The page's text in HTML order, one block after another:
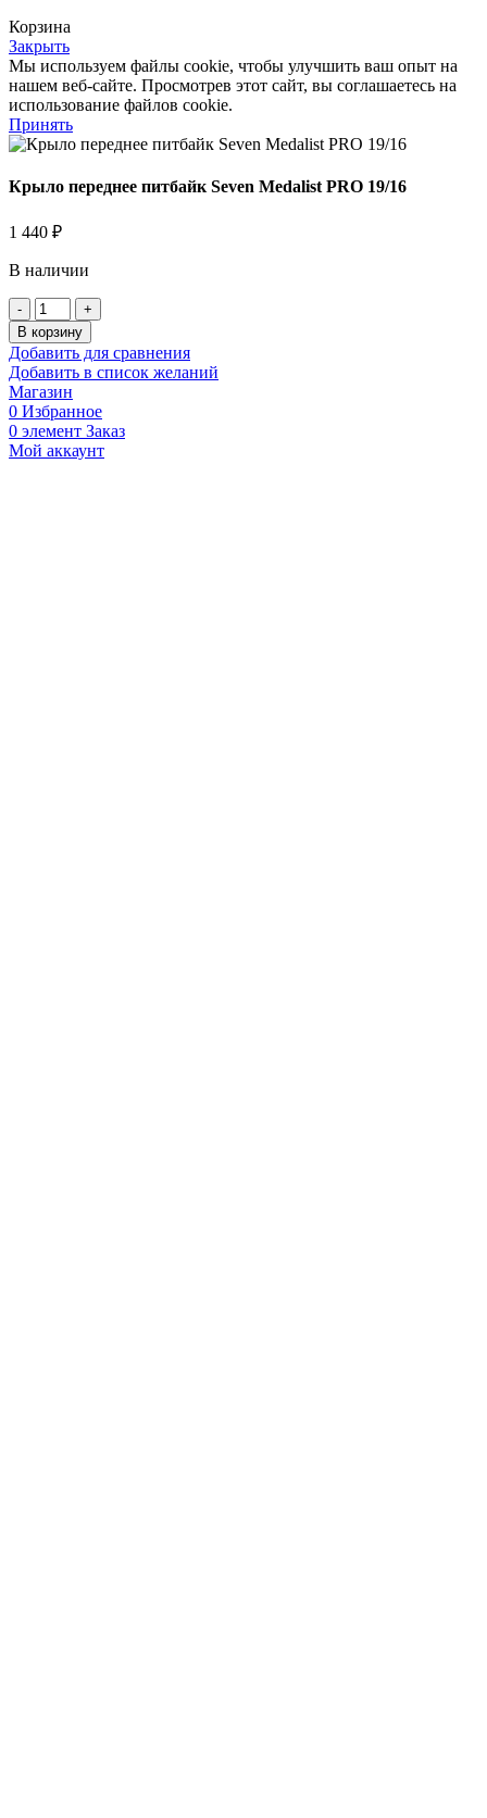
Корзина
Закрыть
Мы используем файлы cookie, чтобы улучшить ваш опыт на
нашем веб-сайте. Просмотрев этот сайт, вы соглашаетесь на
использование файлов cookie.
Принять
Крыло переднее питбайк Seven Medalist PRO 19/16
1 440 ₽
В наличии
Количество
товара
Крыло
переднее
питбайк
Seven
Medalist
PRO
19/16
В корзину
Добавить для сравнения
Добавить в список желаний
Магазин
0 Избранное
0 элемент Заказ
Мой аккаунт